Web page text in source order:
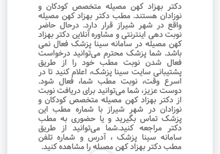
دکتر بهزاد کهن مصیله متخصص کودکان و
نوزادان هستند. مطب دکتر بهزاد کهن مصیله
واقع در شهر شیراز قرار دارد. درحال حاضر
نوبت‌ دهی اینترنتی و مشاوره آنلاین دکتر بهزاد
کهن مصیله در سامانه سینا پزشک فعال نمی
باشد. شما پزشک محترم می‌توانید درخواست
فعال شدن نوبت مطب خود را از طریق
پشتیبانی سایت سینا پزشک، اعلام کنید تا در
اسرع وقت‌، نوبت مطب شما، فعال شود.
دوست عزیز، شما می‌توانید برای دریافت نوبت
از دکتر بهزاد کهن مصیله متخصص کودکان و
نوزادان در شهر شیراز با شماره مطب این
پزشک تماس بگیرید و یا حضوری به مطب
دکتر مراجعه کنید.شما می‌توانید از طریق
سامانه سینا پزشک ، آدرس و شماره تلفن
مطب دکتر بهزاد کهن مصیله را مشاهده کنید.